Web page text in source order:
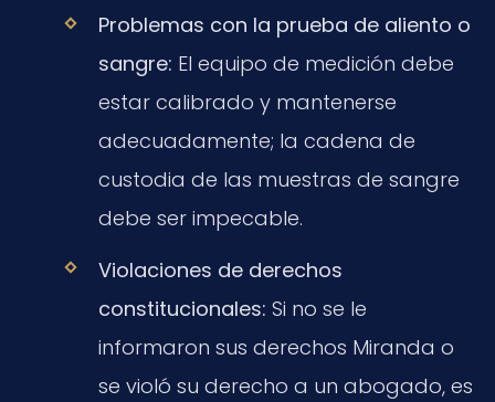
Problemas con la prueba de aliento o
sangre: El equipo de medición debe
estar calibrado y mantenerse
adecuadamente; la cadena de
custodia de las muestras de sangre
debe ser impecable.
Violaciones de derechos
constitucionales: Si no se le
informaron sus derechos Miranda o
se violó su derecho a un abogado, es